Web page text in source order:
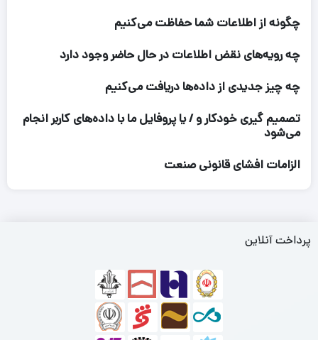
چگونه از اطلاعات شما حفاظت می‌کنیم
چه رویه‌های نقض اطلاعات در حال حاضر وجود دارد
چه چیز جدیدی از داده‌ها دریافت می‌کنیم
تصمیم گیری خودکار و / یا پروفایل ما با داده‌های کاربر انجام
می‌شود
الزامات افشای قانونی صنعت
پرداخت آنلاین